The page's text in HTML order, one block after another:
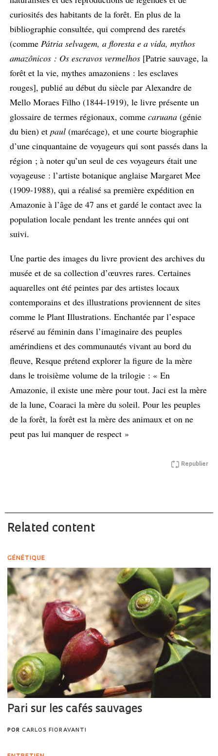
curiosités des habitants de la forêt. En plus de la
bibliographie consultée, qui comprend des raretés
(comme Pátria selvagem, a floresta e a vida, mythos
amazônicos : Os escravos vermelhos [Patrie sauvage, la
forêt et la vie, mythes amazoniens : les esclaves
rouges], publié au début du siècle par Alexandre de
Mello Moraes Filho (1844-1919), le livre présente un
glossaire de termes régionaux, comme caruana (génie
du bien) et paul (marécage), et une courte biographie
d’une cinquantaine de voyageurs qui sont passés dans la
région ; à noter qu’un seul de ces voyageurs était une
voyageuse : l’artiste botanique anglaise Margaret Mee
(1909-1988), qui a réalisé sa première expédition en
Amazonie à l’âge de 47 ans et gardé le contact avec la
population locale pendant les trente années qui ont
suivi.
Une partie des images du livre provient des archives du
musée et de sa collection d’œuvres rares. Certaines
aquarelles ont été peintes par des artistes locaux
contemporains et des illustrations proviennent de sites
comme le Plant Illustrations. Enchantée par l’espace
réservé au féminin dans l’imaginaire des peuples
amérindiens et des communautés vivant au bord du
fleuve, Resque prétend explorer la figure de la mère
dans le troisième volume de la trilogie : « En
Amazonie, il existe une mère pour tout. Jaci est la mère
de la lune, Coaraci la mère du soleil. Pour les peuples
de la forêt, la forêt est la mère des animaux et on ne
peut pas lui manquer de respect »
Republier